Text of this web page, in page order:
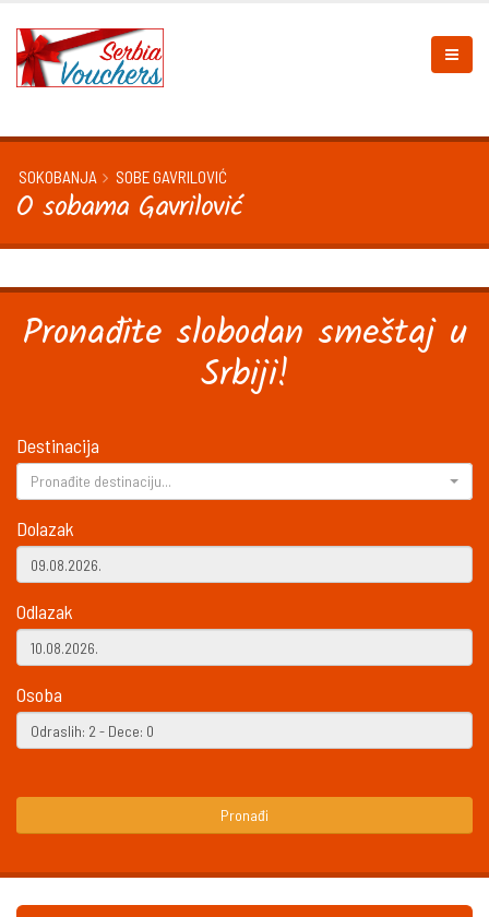
SOKOBANJA SOBE GAVRILOVIĆ
O sobama Gavrilović
Pronađite slobodan smeštaj u
Srbiji!
Destinacija
Pronađite destinaciju...
Dolazak
Odlazak
Osoba
Pronađi